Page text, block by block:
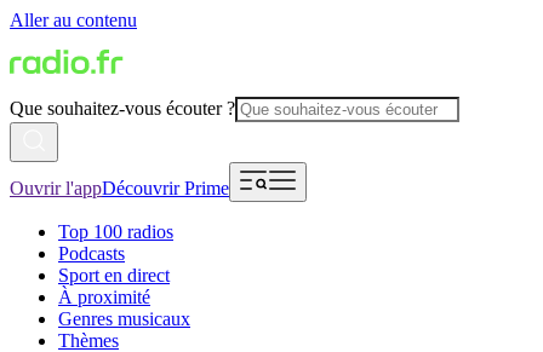
Aller au contenu
Que souhaitez-vous écouter ?
Ouvrir l'appDécouvrir Prime
Top 100 radios
Podcasts
Sport en direct
À proximité
Genres musicaux
Thèmes